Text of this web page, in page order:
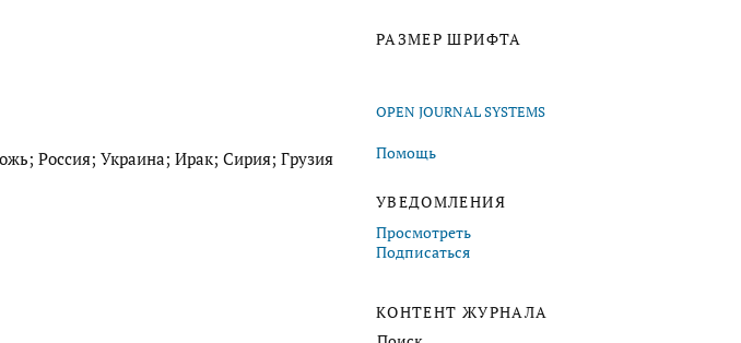
РАЗМЕР ШРИФТА
OPEN JOURNAL SYSTEMS
Помощь
УВЕДОМЛЕНИЯ
Просмотреть
Подписаться
КОНТЕНТ ЖУРНАЛА
Россия; Украина; Ирак; Сирия; Грузия